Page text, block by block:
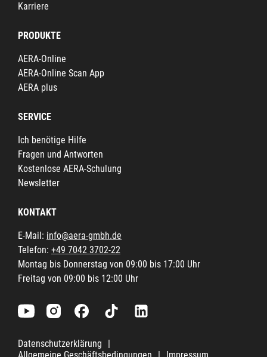
Karriere
PRODUKTE
AERA-Online
AERA-Online Scan App
AERA plus
SERVICE
Ich benötige Hilfe
Fragen und Antworten
Kostenlose AERA-Schulung
Newsletter
KONTAKT
E-Mail: info@aera-gmbh.de
Telefon: +49 7042 3702-22
Montag bis Donnerstag von 09:00 bis 17:00 Uhr
Freitag von 09:00 bis 12:00 Uhr
Datenschutzerklärung
|